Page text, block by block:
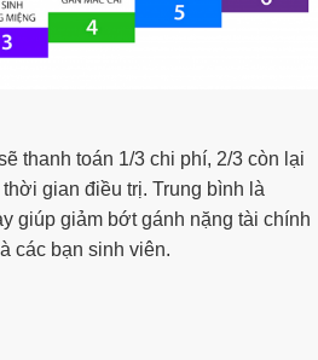
thanh toán 1/3 chi phí, 2/3 còn lại
gian điều trị. Trung bình là
giúp giảm bớt gánh nặng tài chính
các bạn sinh viên.